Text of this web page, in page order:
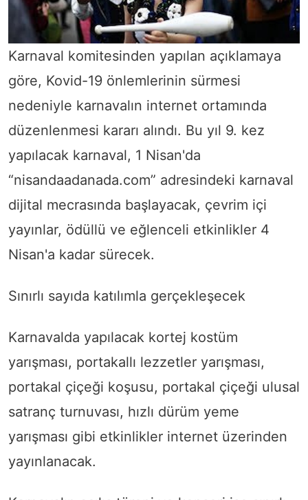
Karnaval komitesinden yapılan açıklamaya
göre, Kovid-19 önlemlerinin sürmesi
nedeniyle karnavalın internet ortamında
düzenlenmesi kararı alındı. Bu yıl 9. kez
yapılacak karnaval, 1 Nisan'da
“nisandaadanada.com” adresindeki karnaval
dijital mecrasında başlayacak, çevrim içi
yayınlar, ödüllü ve eğlenceli etkinlikler 4
Nisan'a kadar sürecek.
Sınırlı sayıda katılımla gerçekleşecek
Karnavalda yapılacak kortej kostüm
yarışması, portakallı lezzetler yarışması,
portakal çiçeği koşusu, portakal çiçeği ulusal
satranç turnuvası, hızlı dürüm yeme
yarışması gibi etkinlikler internet üzerinden
yayınlanacak.